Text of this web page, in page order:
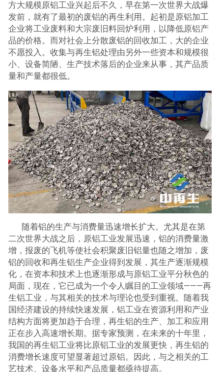
方大规模原铝工业兴起后不久，早在第一次世界大战爆
发前，就有了最初的废铝的再生利用。起初是原铝加工
企业将工业废料和大宗废旧料回炉利用，以降低原铝产
品的价格。而对社会上分散废铝的回收加工，大的企业
不愿投入。收集与再生铝处理由另外一些资本和规模很
小、设备简陋、生产技术落后的企业来从事，其产品质
量和产量都很低。
随着铝的生产与消费量迅速增长扩大。尤其是在第
二次世界大战之后，原铝工业发展迅速，铝的消费量激
增，报废的飞机等使社会积聚废旧铝量也随之增加，废
铝的回收和再生铝生产企业得到发展，其生产逐渐规模
化，在资本和技术上也逐渐形成与原铝工业平分秋色的
局面，现在，它已成为一个令人瞩目的工业领域———再
生铝工业，与其相关的技术与理论也受到重视。随着我
国经济建设的持续快速发展，铝工业在资源利用和产业
结构方面将更加趋于合理，再生铝的生产、加工和应用
正在步入高速增长期。据专家预测，在未来的十年里，
我国的再生铝工业将比原铝工业的发展更快，再生铝的
消费增长速度可望显著超过原铝。因此，与之相关的工
艺技术、设备水平和产品质量都亟待提高。